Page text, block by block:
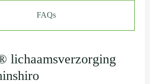
FAQs
lichaamsverzorging